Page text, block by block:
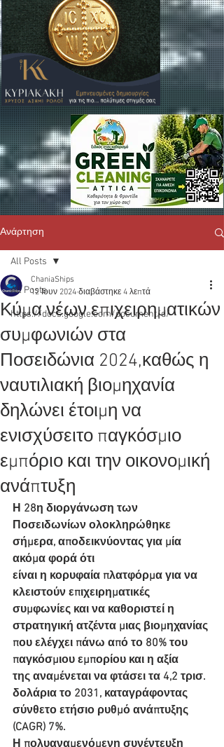
Ανάρτηση
All Posts
https://docs.google.com/document/d/
All Posts
Κύμα νέων επιχειρηματικών
συμφωνιών στα
Ποσειδώνια 2024,καθώς η
ναυτιλιακή βιομηχανία
δηλώνει έτοιμη να
ενισχύσειτο παγκόσμιο
εμπόριο και την οικονομική
ανάπτυξη
ChaniaShips
12 Ιουν 2024 διαβάστηκε 4 λεπτά
Η 28η διοργάνωση των
Ποσειδωνίων ολοκληρώθηκε
σήμερα, αποδεικνύοντας για μία
ακόμα φορά ότι
είναι η κορυφαία πλατφόρμα για να
κλειστούν επιχειρηματικές
συμφωνίες και να καθοριστεί η
στρατηγική ατζέντα μιας βιομηχανίας
που ελέγχει πάνω από το 80% του
παγκόσμιου εμπορίου και η αξία
της αναμένεται να φτάσει τα 4,2 τρισ.
δολάρια το 2031, καταγράφοντας
σύνθετο ετήσιο ρυθμό ανάπτυξης
(CAGR) 7%.
Η πολυαναμενόμενη συνέντευξη